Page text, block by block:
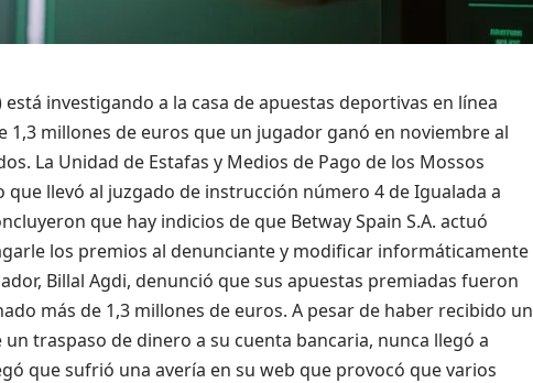
investigando a la casa de apuestas deportivas en línea
1,3 millones de euros que un jugador ganó en noviembre al
La Unidad de Estafas y Medios de Pago de los Mossos
que llevó al juzgado de instrucción número 4 de Igualada a
que hay indicios de que Betway Spain S.A. actuó
los premios al denunciante y modificar informáticamente
Billal Agdi, denunció que sus apuestas premiadas fueron
más de 1,3 millones de euros. A pesar de haber recibido un
traspaso de dinero a su cuenta bancaria, nunca llegó a
que sufrió una avería en su web que provocó que varios